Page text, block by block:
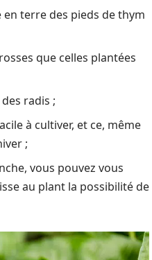
terre des pieds de thym
que celles plantées
radis ;
à cultiver, et ce, même
;
vous pouvez vous
au plant la possibilité de